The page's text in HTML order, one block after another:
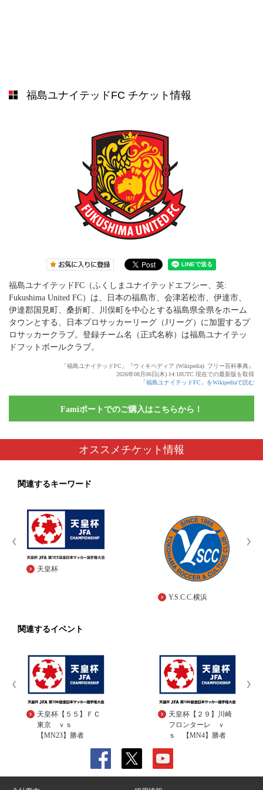
福島ユナイテッドFC チケット情報
福島ユナイテッドFC（ふくしまユナイテッドエフシー、英:
Fukushima United FC）は、日本の福島市、会津若松市、伊達市、
伊達郡国見町、桑折町、川俣町を中心とする福島県全県をホーム
タウンとする、日本プロサッカーリーグ（Jリーグ）に加盟するプ
ロサッカークラブ。登録チーム名（正式名称）は福島ユナイテッ
ドフットボールクラブ。
「福島ユナイテッドFC」『ウィキペディア (Wikipedia): フリー百科事典』
2026年08月06日(木) 14:18UTC 現在での最新版を取得
「福島ユナイテッドFC」をWikipediaで読む
Famiポートでのご購入はこちらから！
オススメチケット情報
関連するキーワード
天皇杯
Y.S.C.C.横浜
関連するイベント
天皇杯【５５】ＦＣ
東京 ｖｓ
【MN23】勝者
天皇杯【２９】川崎
フロンターレ ｖ
ｓ 【MN4】勝者